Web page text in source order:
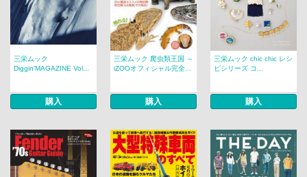
三栄ムック
Diggin’MAGAZINE Vol...
購入
三栄ムック 爬虫類王国 ～
iZOOオフィシャル完全...
購入
三栄ムック chic chic レシ
ピシリーズ コ...
購入